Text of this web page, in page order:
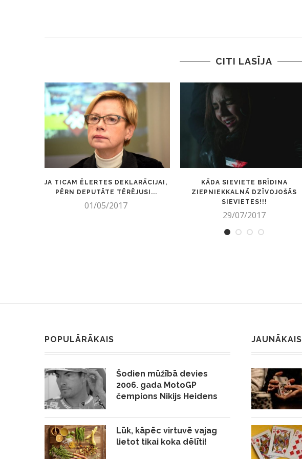
CITI LASĪJA
JA TICAM ĒLERTES DEKLARĀCIJAI,
PĒRN DEPUTĀTE TĒRĒJUSI...
01/05/2017
KĀDA SIEVIETE BRĪDINA
ZIEPNIEKKALNĀ DZĪVOJOŠĀS
SIEVIETES!!!
29/07/2017
POPULĀRĀKAIS
Šodien mūžībā devies
2006. gada MotoGP
čempions Nikijs Heidens
Lūk, kāpēc virtuvē vajag
lietot tikai koka dēlīti!
JAUNĀKAIS